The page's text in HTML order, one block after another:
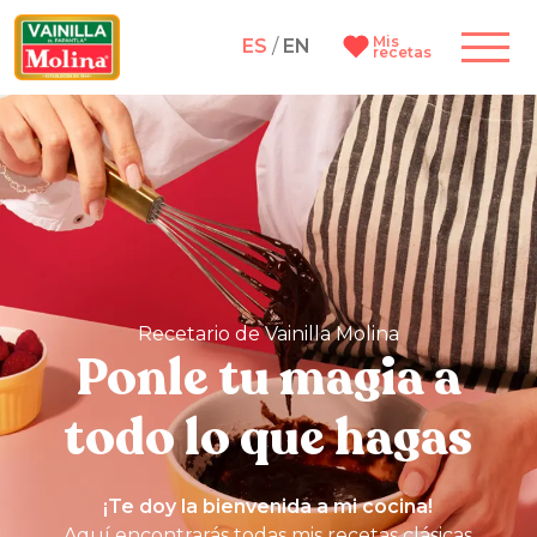
ES / EN Mis
recetas
Recetario de Vainilla Molina
Ponle tu magia a
todo lo que hagas
¡Te doy la bienvenida a mi cocina!